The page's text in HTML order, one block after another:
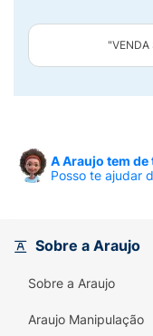
"VENDA
A Araujo tem de
Posso te ajudar
Sobre a Araujo
Sobre a Araujo
Araujo Manipulação